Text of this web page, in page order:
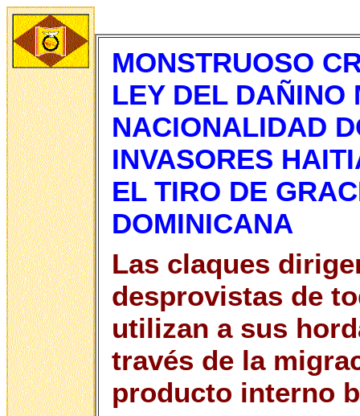
MONSTRUOSO
LEY DEL DAÑINO
NACIONALIDAD
INVASORES
EL TIRO DE
DOMINICANA
Las claques
desprovistas de
utilizan a sus
través de la
producto interno